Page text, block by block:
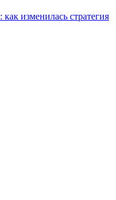
изменилась стратегия